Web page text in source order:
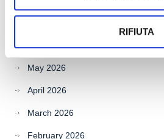
RIFIUTA
June 2026
May 2026
April 2026
March 2026
February 2026